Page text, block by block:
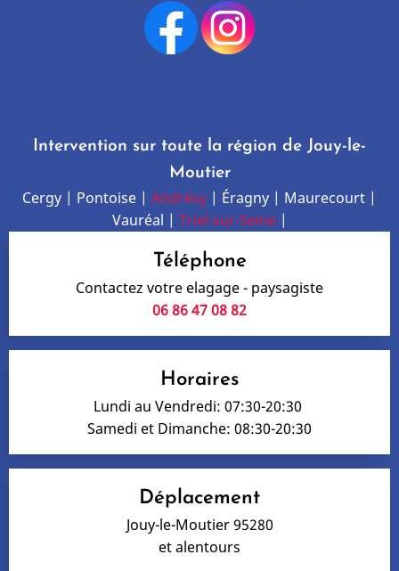
Intervention sur toute la région de Jouy-le-
Moutier
Cergy | Pontoise | Andrésy | Éragny | Maurecourt |
Vauréal | Triel-sur-Seine|
Téléphone
Contactez votre elagage - paysagiste
06 86 47 08 82
Horaires
Lundi au Vendredi: 07:30-20:30
Samedi et Dimanche: 08:30-20:30
Déplacement
Jouy-le-Moutier 95280
et alentours